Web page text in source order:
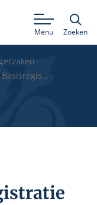
Menu Zoeken
personen (BRP)